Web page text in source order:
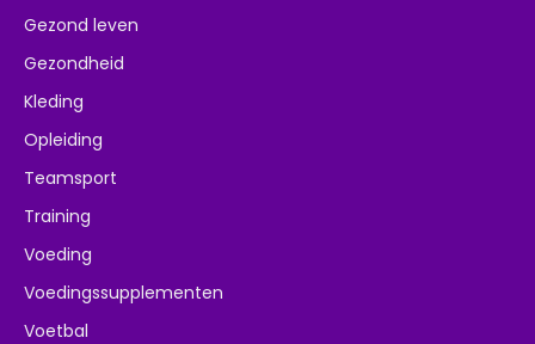
Gezond leven
Gezondheid
Kleding
Opleiding
Teamsport
Training
Voeding
Voedingssupplementen
Voetbal